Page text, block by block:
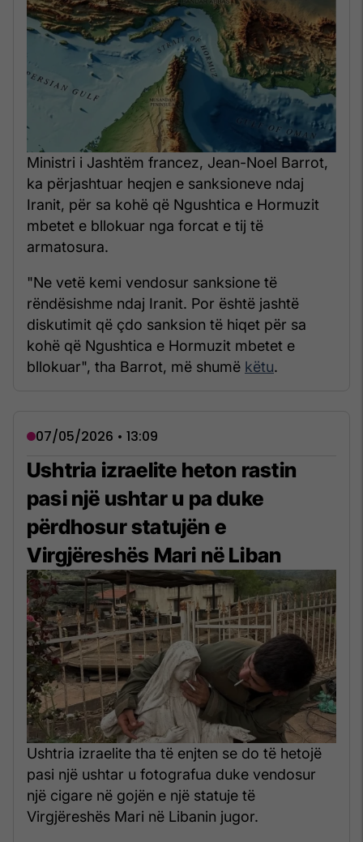
Ministri i Jashtëm francez, Jean-Noel Barrot,
ka përjashtuar heqjen e sanksioneve ndaj
Iranit, për sa kohë që Ngushtica e Hormuzit
mbetet e bllokuar nga forcat e tij të
armatosura.
"Ne vetë kemi vendosur sanksione të
rëndësishme ndaj Iranit. Por është jashtë
diskutimit që çdo sanksion të hiqet për sa
kohë që Ngushtica e Hormuzit mbetet e
bllokuar", tha Barrot, më shumë këtu.
07/05/2026 • 13:09
Ushtria izraelite heton rastin
pasi një ushtar u pa duke
përdhosur statujën e
Virgjëreshës Mari në Liban
Ushtria izraelite tha të enjten se do të hetojë
pasi një ushtar u fotografua duke vendosur
një cigare në gojën e një statuje të
Virgjëreshës Mari në Libanin jugor.